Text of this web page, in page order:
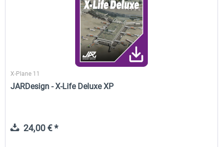
X-Plane 11
JARDesign - X-Life Deluxe XP
24,00 € *